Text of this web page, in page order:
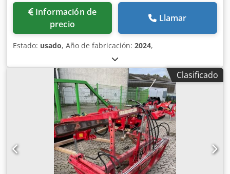
Información de
precio
Llamar
Estado: usado, Año de fabricación: 2024,
Clasificado